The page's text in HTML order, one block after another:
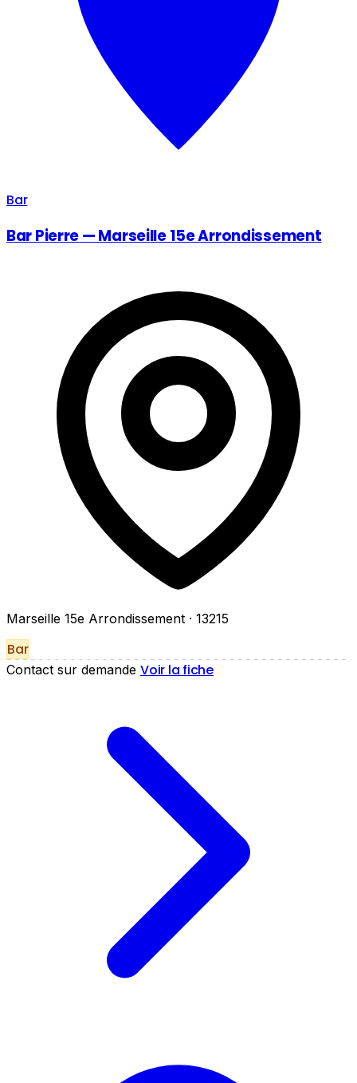
Bar
Bar Pierre — Marseille 15e Arrondissement
Marseille 15e Arrondissement · 13215
Bar
Contact sur demande Voir la fiche